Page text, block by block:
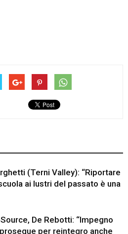
(Terni Valley): “Riportare
ai lustri del passato è una
De Rebotti: “Impegno
per reintegro anche